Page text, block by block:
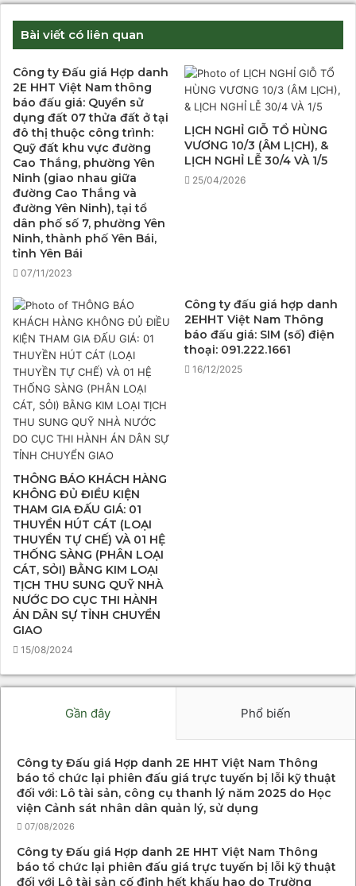
Bài viết có liên quan
Công ty Đấu giá Hợp danh
2E HHT Việt Nam thông
báo đấu giá: Quyền sử
dụng đất 07 thửa đất ở tại
đô thị thuộc công trình:
Quỹ đất khu vực đường
Cao Thắng, phường Yên
Ninh (giao nhau giữa
đường Cao Thắng và
đường Yên Ninh), tại tổ
dân phố số 7, phường Yên
Ninh, thành phố Yên Bái,
tỉnh Yên Bái
07/11/2023
LỊCH NGHỈ GIỖ TỔ HÙNG
VƯƠNG 10/3 (ÂM LỊCH), &
LỊCH NGHỈ LỄ 30/4 VÀ 1/5
25/04/2026
THÔNG BÁO KHÁCH HÀNG
KHÔNG ĐỦ ĐIỀU KIỆN
THAM GIA ĐẤU GIÁ: 01
THUYỀN HÚT CÁT (LOẠI
THUYỀN TỰ CHẾ) VÀ 01 HỆ
THỐNG SÀNG (PHÂN LOẠI
CÁT, SỎI) BẰNG KIM LOẠI
TỊCH THU SUNG QUỸ NHÀ
NƯỚC DO CỤC THI HÀNH
ÁN DÂN SỰ TỈNH CHUYỂN
GIAO
15/08/2024
Công ty đấu giá hợp danh
2EHHT Việt Nam Thông
báo đấu giá: SIM (số) điện
thoại: 091.222.1661
16/12/2025
Gần đây Phổ biến
Công ty Đấu giá Hợp danh 2E HHT Việt Nam Thông
báo tổ chức lại phiên đấu giá trực tuyến bị lỗi kỹ thuật
đối với: Lô tài sản, công cụ thanh lý năm 2025 do Học
viện Cảnh sát nhân dân quản lý, sử dụng
07/08/2026
Công ty Đấu giá Hợp danh 2E HHT Việt Nam Thông
báo tổ chức lại phiên đấu giá trực tuyến bị lỗi kỹ thuật
đối với Lô tài sản cố định hết khấu hao do Trường